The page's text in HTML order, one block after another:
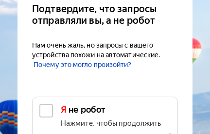
Подтвердите, что запросы
отправляли вы, а не робот
Нам очень жаль, но запросы с вашего
устройства похожи на автоматические.
Почему это могло произойти?
Я не робот
Нажмите, чтобы продолжить